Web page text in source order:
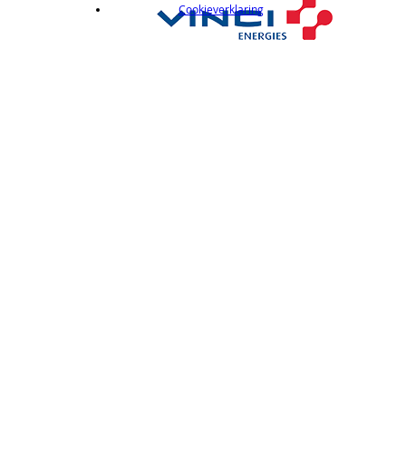
Cookieverklaring